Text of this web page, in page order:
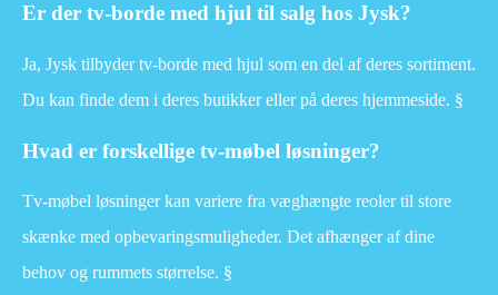
Er der tv-borde med hjul til salg hos Jysk?
Ja, Jysk tilbyder tv-borde med hjul som en del af deres sortiment.
Du kan finde dem i deres butikker eller på deres hjemmeside. §
Hvad er forskellige tv-møbel løsninger?
Tv-møbel løsninger kan variere fra væghængte reoler til store
skænke med opbevaringsmuligheder. Det afhænger af dine
behov og rummets størrelse. §